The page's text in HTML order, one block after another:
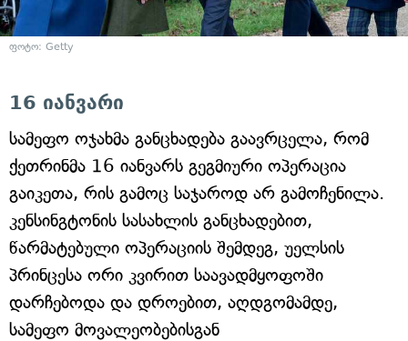
ფოტო: Getty
16 იანვარი
სამეფო ოჯახმა განცხადება გაავრცელა, რომ
ქეთრინმა 16 იანვარს გეგმიური ოპერაცია
გაიკეთა, რის გამოც საჯაროდ არ გამოჩენილა.
კენსინგტონის სასახლის განცხადებით,
წარმატებული ოპერაციის შემდეგ, უელსის
პრინცესა ორი კვირით საავადმყოფოში
დარჩებოდა და დროებით, აღდგომამდე,
სამეფო მოვალეობებისგან